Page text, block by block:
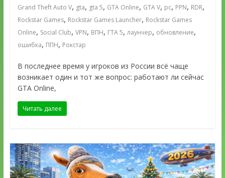
Grand Theft Auto V, gta, gta 5, GTA Online, GTA V, pc, PPN, RDR,
Rockstar Games, Rockstar Games Launcher, Rockstar Games
Online, Social Club, VPN, ВПН, ГТА 5, лаунчер, обновление,
ошибка, ППН, Рокстар
В последнее время у игроков из России всё чаще
возникает один и тот же вопрос: работают ли сейчас
GTA Online,
Читать далее